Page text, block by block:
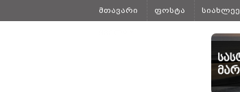
მთავარი ფოსტა